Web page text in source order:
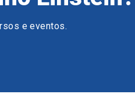
e eventos.